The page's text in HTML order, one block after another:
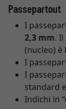
Passepartout
I
2,3 mm.
(nucleo) è
I
I
standard
Indichi in